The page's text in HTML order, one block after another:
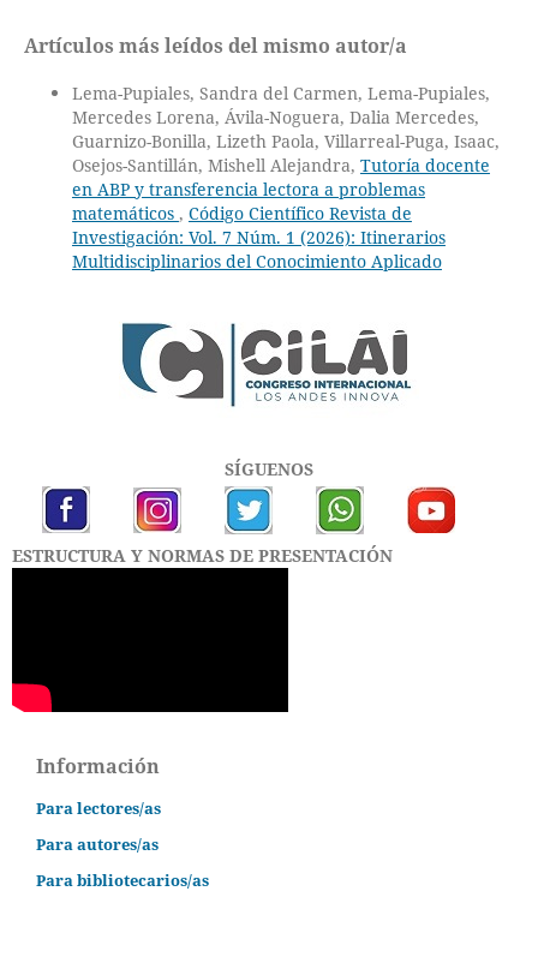
Artículos más leídos del mismo autor/a
Lema-Pupiales, Sandra del Carmen, Lema-Pupiales,
Mercedes Lorena, Ávila-Noguera, Dalia Mercedes,
Guarnizo-Bonilla, Lizeth Paola, Villarreal-Puga, Isaac,
Osejos-Santillán, Mishell Alejandra, Tutoría docente
en ABP y transferencia lectora a problemas
matemáticos , Código Científico Revista de
Investigación: Vol. 7 Núm. 1 (2026): Itinerarios
Multidisciplinarios del Conocimiento Aplicado
SÍGUENOS
ESTRUCTURA Y NORMAS DE PRESENTACIÓN
Información
Para lectores/as
Para autores/as
Para bibliotecarios/as